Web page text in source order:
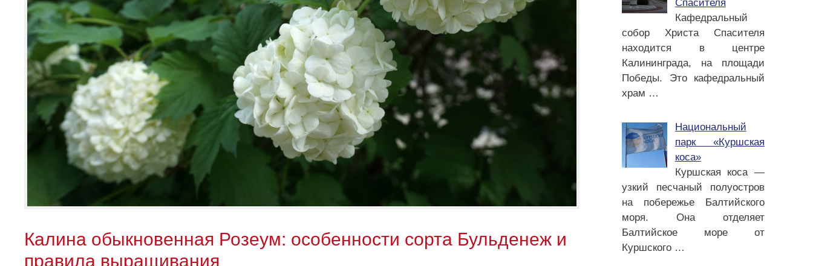
Калина обыкновенная Розеум: особенности сорта Бульденеж и
правила выращивания
Спасителя
Кафедральный
собор Христа Спасителя
находится в центре
Калининграда, на площади
Победы. Это кафедральный
храм …
Национальный
парк «Куршская
коса»
Куршская коса —
узкий песчаный полуостров
на побережье Балтийского
моря. Она отделяет
Балтийское море от
Куршского …